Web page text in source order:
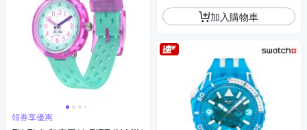
領券享優惠
加入購物車